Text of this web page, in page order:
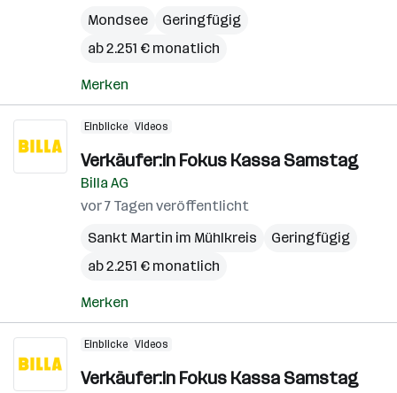
Mondsee
Geringfügig
ab 2.251 € monatlich
Merken
Einblicke Videos
Verkäufer:in Fokus Kassa Samstag
Billa AG
vor 7 Tagen veröffentlicht
Sankt Martin im Mühlkreis
Geringfügig
ab 2.251 € monatlich
Merken
Einblicke Videos
Verkäufer:in Fokus Kassa Samstag